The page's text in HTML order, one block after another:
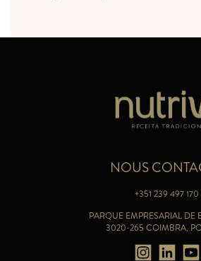
NOUS
+351 239 497 170
PARQUE EMPRESARIAL DE
3020-265 COIMBRA,